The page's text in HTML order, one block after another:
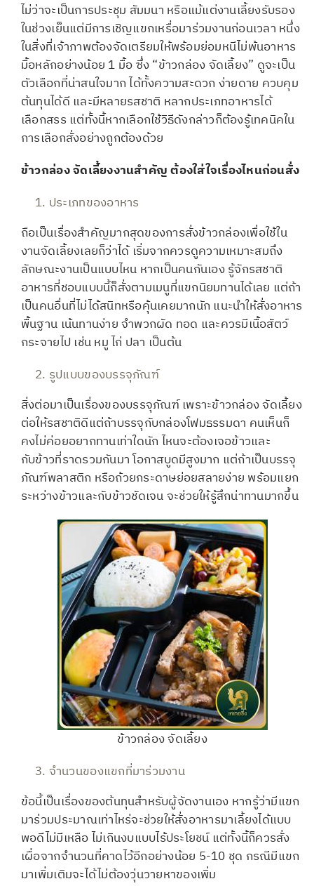
ไม่ว่าจะเป็นการประชุม สัมมนา หรือแม้แต่งานเลี้ยงรับรอง
ในช่วงเย็นแต่มีการเชิญแขกเหรื่อมาร่วมงานก่อนเวลา หนึ่ง
ในสิ่งที่เจ้าภาพต้องจัดเตรียมให้พร้อมย่อมหนีไม่พ้นอาหาร
มื้อหลักอย่างน้อย 1 มื้อ ซึ่ง “ข้าวกล่อง จัดเลี้ยง” ดูจะเป็น
ตัวเลือกที่น่าสนใจมาก ได้ทั้งความสะดวก ง่ายดาย ควบคุม
ต้นทุนได้ดี และมีหลายรสชาติ หลากประเภทอาหารได้
เลือกสรร แต่ทั้งนี้หากเลือกใช้วิธีดังกล่าวก็ต้องรู้เทคนิคใน
การเลือกสั่งอย่างถูกต้องด้วย
ข้าวกล่อง จัดเลี้ยงงานสำคัญ ต้องใส่ใจเรื่องไหนก่อนสั่ง
ประเภทของอาหาร
ถือเป็นเรื่องสำคัญมากสุดของการสั่งข้าวกล่องเพื่อใช้ใน
งานจัดเลี้ยงเลยก็ว่าได้ เริ่มจากควรดูความเหมาะสมถึง
ลักษณะงานเป็นแบบไหน หากเป็นคนกันเอง รู้จักรสชาติ
อาหารที่ชอบแบบนี้ก็สั่งตามเมนูที่แขกนิยมทานได้เลย แต่ถ้า
เป็นคนอื่นที่ไม่ได้สนิทหรือคุ้นเคยมากนัก แนะนำให้สั่งอาหาร
พื้นฐาน เน้นทานง่าย จำพวกผัด ทอด และควรมีเนื้อสัตว์
กระจายไป เช่น หมู ไก่ ปลา เป็นต้น
รูปแบบของบรรจุภัณฑ์
สิ่งต่อมาเป็นเรื่องของบรรจุภัณฑ์ เพราะข้าวกล่อง จัดเลี้ยง
ต่อให้รสชาติดีแต่ถ้าบรรจุกับกล่องโฟมธรรมดา คนเห็นก็
คงไม่ค่อยอยากทานเท่าใดนัก ไหนจะต้องเจอข้าวและ
กับข้าวที่ราดรวมกันมา โอกาสบูดมีสูงมาก แต่ถ้าเป็นบรรจุ
ภัณฑ์พลาสติก หรือถ้วยกระดาษย่อยสลายง่าย พร้อมแยก
ระหว่างข้าวและกับข้าวชัดเจน จะช่วยให้รู้สึกน่าทานมากขึ้น
ข้าวกล่อง จัดเลี้ยง
จำนวนของแขกที่มาร่วมงาน
ข้อนี้เป็นเรื่องของต้นทุนสำหรับผู้จัดงานเอง หากรู้ว่ามีแขก
มาร่วมประมาณเท่าไหร่จะช่วยให้สั่งอาหารมาเลี้ยงได้แบบ
พอดีไม่มีเหลือ ไม่เกินงบแบบไร้ประโยชน์ แต่ทั้งนี้ก็ควรสั่ง
เผื่อจากจำนวนที่คาดไว้อีกอย่างน้อย 5-10 ชุด กรณีมีแขก
มาเพิ่มเติมจะได้ไม่ต้องวุ่นวายหาของเพิ่ม